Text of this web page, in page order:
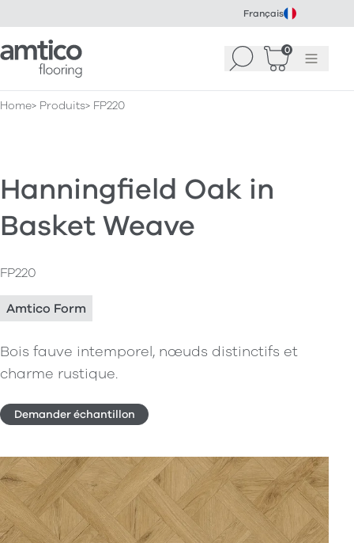
Français
Amtico Flooring Recherche
0
Panier(0)
Menu
Home Produits FP220
Hanningfield Oak in
Basket Weave
FP220
Amtico Form
Bois fauve intemporel, nœuds distinctifs et
charme rustique.
Demander échantillon